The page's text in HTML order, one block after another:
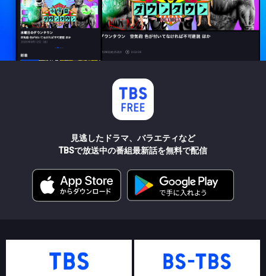
見逃したドラマ、バラエティなど
TBSで放送中の番組最新話を無料で配信